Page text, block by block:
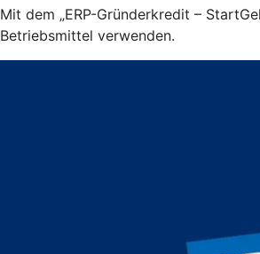
Mit dem „ERP-Gründerkredit –
Betriebsmittel verwenden.